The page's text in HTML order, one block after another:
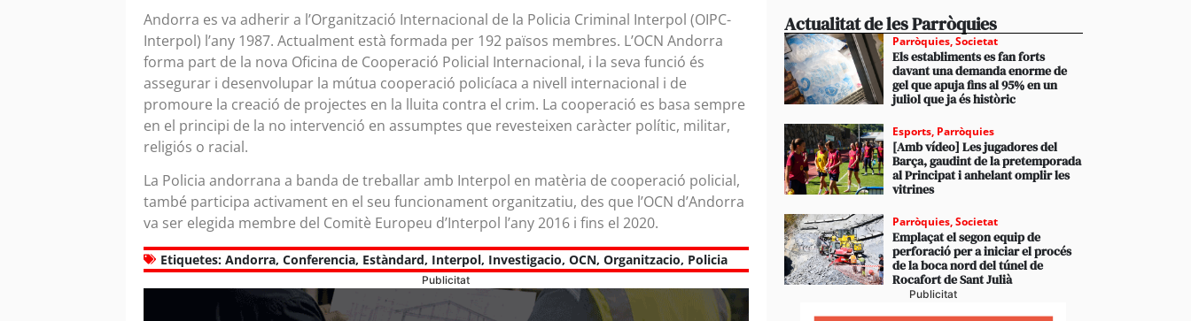
Andorra es va adherir a l’Organització Internacional de la Policia Criminal Interpol (OIPC-
Interpol) l’any 1987. Actualment està formada per 192 països membres. L’OCN Andorra
forma part de la nova Oficina de Cooperació Policial Internacional, i la seva funció és
assegurar i desenvolupar la mútua cooperació policíaca a nivell internacional i de
promoure la creació de projectes en la lluita contra el crim. La cooperació es basa sempre
en el principi de la no intervenció en assumptes que revesteixen caràcter polític, militar,
religiós o racial.
La Policia andorrana a banda de treballar amb Interpol en matèria de cooperació policial,
també participa activament en el seu funcionament organitzatiu, des que l’OCN d’Andorra
va ser elegida membre del Comitè Europeu d’Interpol l’any 2016 i fins el 2020.
Etiquetes: Andorra, Conferencia, Estàndard, Interpol, Investigacio, OCN, Organitzacio, Policia
Publicitat
Actualitat de les Parròquies
Parròquies,Societat
Els establiments es fan forts
davant una demanda enorme de
gel que apuja fins al 95% en un
juliol que ja és històric
Esports, Parròquies
[Amb vídeo] Les jugadores del
Barça, gaudint de la pretemporada
al Principat i anhelant omplir les
vitrines
Parròquies,Societat
Emplaçat el segon equip de
perforació per a iniciar el procés
de la boca nord del túnel de
Rocafort de Sant Julià
Publicitat